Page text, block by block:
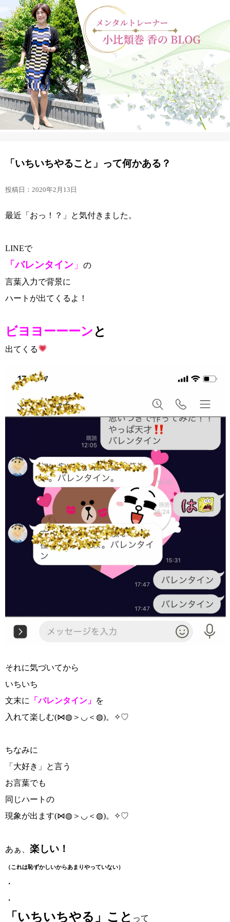
「いちいちやること」って何かある？
投稿日：2020年2月13日
最近「おっ！？」と気付きました。
LINEで
「バレンタイン 」
の
言葉入力で背景に
ハートが出てくるよ！
ビヨヨーーーン と
出てくる
それに気づいてから
いちいち
文末に
「バレンタイン」 を
入れて楽しむ(⋈◍＞◡＜◍)。✧♡
ちなみに
「大好き」と言う
お言葉でも
同じハートの
現象が出ます(⋈◍＞◡＜◍)。✧♡
あぁ、 楽しい！
（これは恥ずかしいからあまりやっていない）
・
・
「いちいちやる」こと って